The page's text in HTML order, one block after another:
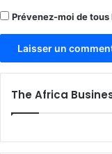
Prévenez-moi de
The Africa